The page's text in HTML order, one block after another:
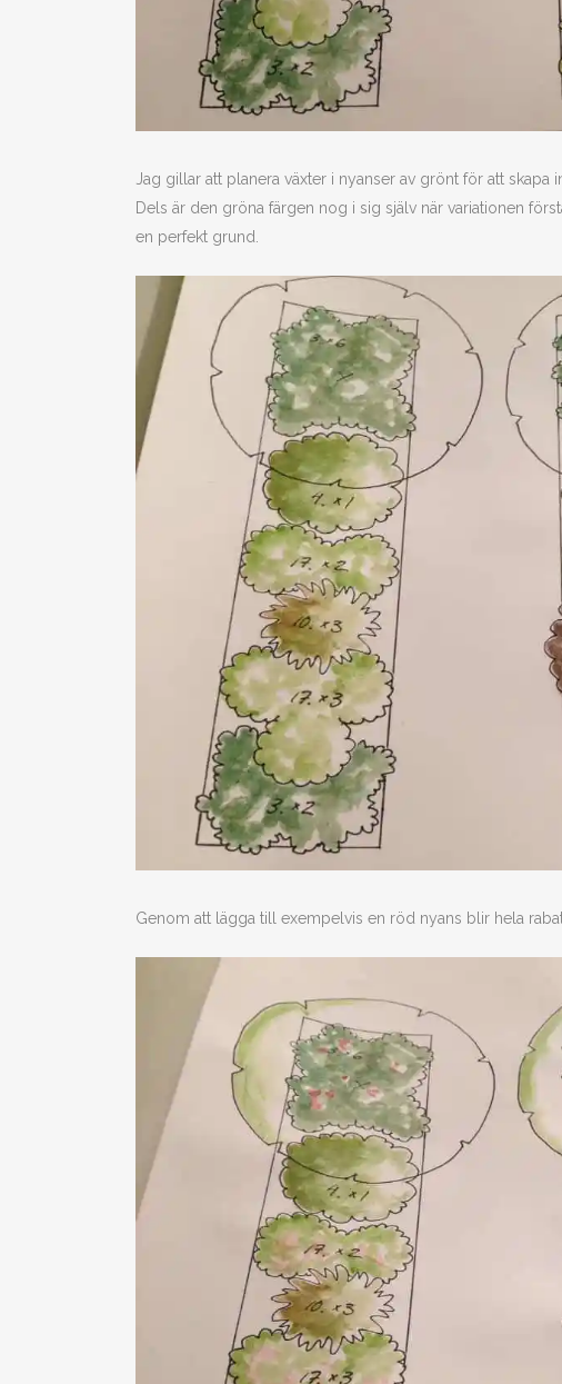
Jag gillar att planera växter i nyanser av grönt för att skapa
Dels är den gröna färgen nog i sig själv när variationen
en perfekt grund.
Genom att lägga till exempelvis en röd nyans blir hela